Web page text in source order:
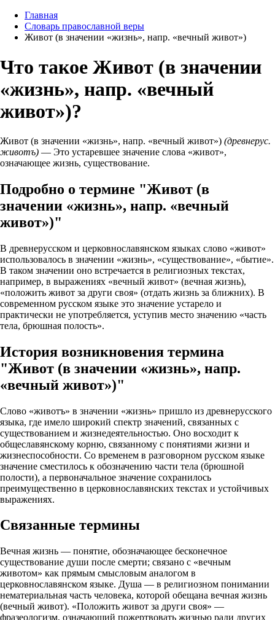
Главная
Словарь православной веры
Живот (в значении «жизнь», напр. «вечный живот»)
Что такое Живот (в значении
«жизнь», напр. «вечный
живот»)?
Живот (в значении «жизнь», напр. «вечный живот») (древнерус.
животъ) — Это устаревшее значение слова «живот»,
означающее жизнь, существование.
Подробно о термине "Живот (в
значении «жизнь», напр. «вечный
живот»)"
В древнерусском и церковнославянском языках слово «живот»
использовалось в значении «жизнь», «существование», «бытие».
В таком значении оно встречается в религиозных текстах,
например, в выражениях «вечный живот» (вечная жизнь),
«положить живот за други своя» (отдать жизнь за ближних). В
современном русском языке это значение устарело и
практически не употребляется, уступив место значению «часть
тела, брюшная полость».
История возникновения термина
"Живот (в значении «жизнь», напр.
«вечный живот»)"
Слово «животъ» в значении «жизнь» пришло из древнерусского
языка, где имело широкий спектр значений, связанных с
существованием и жизнедеятельностью. Оно восходит к
общеславянскому корню, связанному с понятиями жизни и
жизнеспособности. Со временем в разговорном русском языке
значение сместилось к обозначению части тела (брюшной
полости), а первоначальное значение сохранилось
преимущественно в церковнославянских текстах и устойчивых
выражениях.
Связанные термины
Вечная жизнь — понятие, обозначающее бесконечное
существование души после смерти; связано с «вечным
животом» как прямым смысловым аналогом в
церковнославянском языке. Душа — в религиозном понимании
нематериальная часть человека, которой обещана вечная жизнь
(вечный живот). «Положить живот за други своя» —
фразеологизм, означающий пожертвовать жизнью ради других